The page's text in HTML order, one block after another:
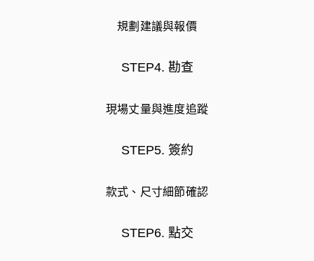
規劃建議與報價
STEP4. 勘查
現場丈量與進度追蹤
STEP5. 簽約
款式、尺寸細節確認
STEP6. 點交